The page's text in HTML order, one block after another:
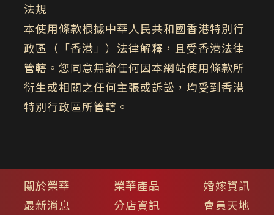
法規
本使用條款根據中華人民共和國香港特別行
政區（「香港」）法律解釋，且受香港法律
管轄。您同意無論任何因本網站使用條款所
衍生或相關之任何主張或訴訟，均受到香港
特別行政區所管轄。
關於榮華 榮華產品
婚嫁資訊
最新消息
分店資訊
會員天地